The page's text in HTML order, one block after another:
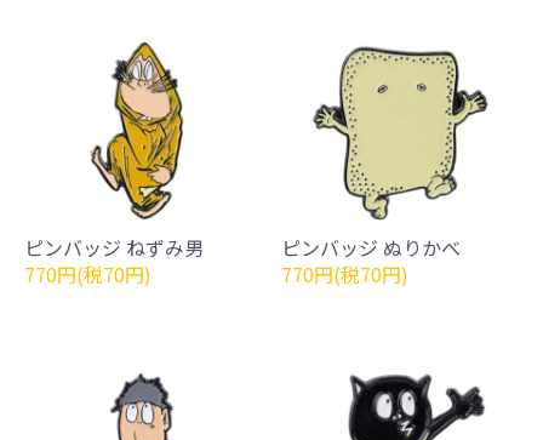
ピンバッジ ねずみ男
770円(税70円)
ピンバッジ ぬりかべ
770円(税70円)